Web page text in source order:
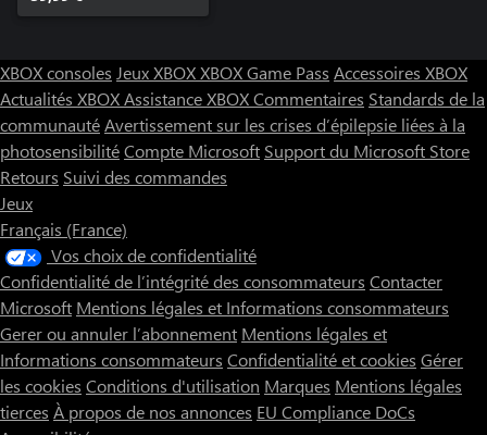
XBOX consoles Jeux XBOXXBOX Game Pass Accessoires XBOX
Actualités XBOXAssistance XBOXCommentaires Standards de la
communautéAvertissement sur les crises d’épilepsie liées à la
photosensibilitéCompte Microsoft Support du Microsoft Store
Retours Suivi des commandes
Jeux
Français (France)
Vos choix de confidentialité
Confidentialité de l’intégrité des consommateurs Contacter
Microsoft Mentions légales et Informations consommateurs
Gerer ou annuler l’abonnement Mentions légales et
Informations consommateurs Confidentialité et cookies Gérer
les cookies Conditions d'utilisation Marques Mentions légales
tierces À propos de nos annonces EU Compliance DoCs